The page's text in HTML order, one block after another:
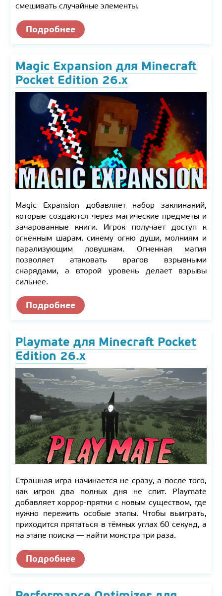
смешивать случайные элементы.
Подробнее
Magic Expansion для Minecraft
Pocket Edition 26.x
Magic Expansion добавляет набор заклинаний,
которые создаются через магические предметы и
зачарованные книги. Игрок получает доступ к
огненным шарам, синему огню души, молниям и
парализующим ловушкам. Огненная магия
позволяет атаковать врагов взрывными
снарядами, а второй уровень делает взрывы
сильнее.
Подробнее
Playmate для Minecraft Pocket
Edition 26.x
Страшная игра начинается не сразу, а после того,
как игрок два полных дня не спит. Playmate
добавляет хоррор-прятки с новым существом, где
нужно пережить особые этапы. Чтобы выиграть,
приходится прятаться в тёмных углах 60 секунд, а
на этапе поиска — найти монстра три раза.
Подробнее